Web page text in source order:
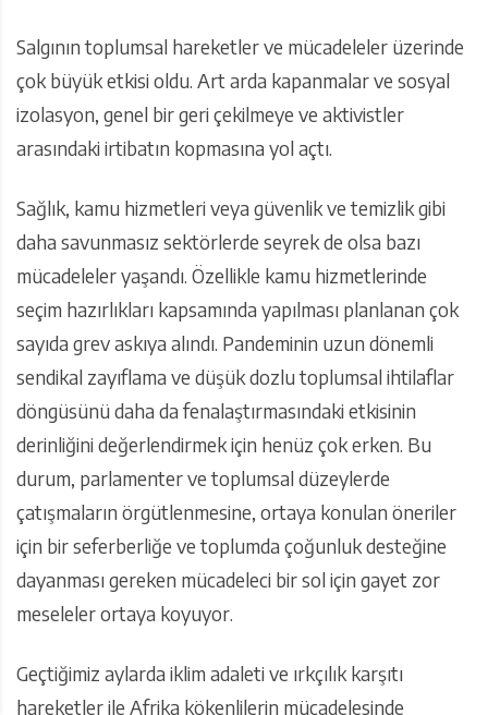
Salgının toplumsal hareketler ve mücadeleler üzerinde
çok büyük etkisi oldu. Art arda kapanmalar ve sosyal
izolasyon, genel bir geri çekilmeye ve aktivistler
arasındaki irtibatın kopmasına yol açtı.
Sağlık, kamu hizmetleri veya güvenlik ve temizlik gibi
daha savunmasız sektörlerde seyrek de olsa bazı
mücadeleler yaşandı. Özellikle kamu hizmetlerinde
seçim hazırlıkları kapsamında yapılması planlanan çok
sayıda grev askıya alındı. Pandeminin uzun dönemli
sendikal zayıflama ve düşük dozlu toplumsal ihtilaflar
döngüsünü daha da fenalaştırmasındaki etkisinin
derinliğini değerlendirmek için henüz çok erken. Bu
durum, parlamenter ve toplumsal düzeylerde
çatışmaların örgütlenmesine, ortaya konulan öneriler
için bir seferberliğe ve toplumda çoğunluk desteğine
dayanması gereken mücadeleci bir sol için gayet zor
meseleler ortaya koyuyor.
Geçtiğimiz aylarda iklim adaleti ve ırkçılık karşıtı
hareketler ile Afrika kökenlilerin mücadelesinde